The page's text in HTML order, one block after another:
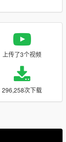
上传了3个视频
296,258次下载